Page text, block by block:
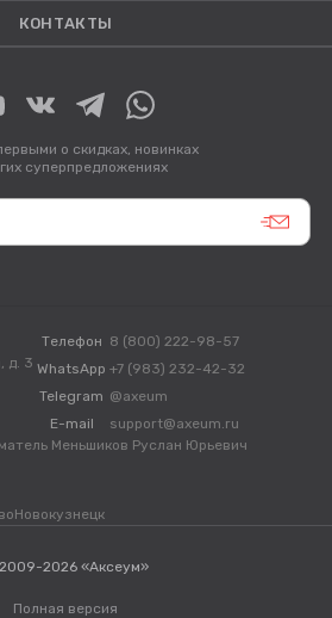
КОНТАКТЫ
о скидках, новинках
суперпредложениях
д. 3
Телефон 8 (800) 222-98-57
WhatsApp +7 (983) 232-42-32
Telegram @axeum
E-mail
support@axeum.ru
Меньшиков Руслан Юрьевич
Новокузнецк
2026 «Аксеум»
Полная версия